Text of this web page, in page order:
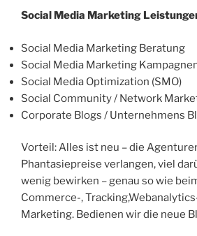
Social Media Marketing
Social Media Marketing Beratung
Social Media Marketing
Social Media Optimization (SMO)
Social Community / Network
Corporate Blogs / Unternehmens
Vorteil: Alles ist neu – die
Phantasiepreise verlangen, viel
wenig bewirken – genau so wie
Commerce-,
Marketing. Bedienen wir die neue